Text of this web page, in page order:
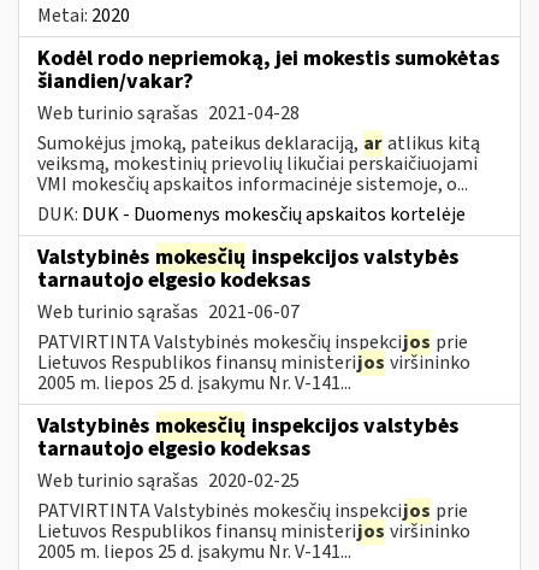
Metai: 2020
Kodėl rodo nepriemoką, jei mokestis sumokėtas
šiandien/vakar?
Web turinio sąrašas 2021-04-28
Sumokėjus įmoką, pateikus deklaraciją, aratlikus kitą
veiksmą, mokestinių prievolių likučiai perskaičiuojami
VMI mokesčių apskaitos informacinėje sistemoje, o...
DUK: DUK - Duomenys mokesčių apskaitos kortelėje
Valstybinės mokesčių inspekcijos valstybės
tarnautojo elgesio kodeksas
Web turinio sąrašas 2021-06-07
PATVIRTINTA Valstybinės mokesčių inspekcijos prie
Lietuvos Respublikos finansų ministerijos viršininko
2005 m. liepos 25 d. įsakymu Nr. V-141...
Valstybinės mokesčių inspekcijos valstybės
tarnautojo elgesio kodeksas
Web turinio sąrašas 2020-02-25
PATVIRTINTA Valstybinės mokesčių inspekcijos prie
Lietuvos Respublikos finansų ministerijos viršininko
2005 m. liepos 25 d. įsakymu Nr. V-141...